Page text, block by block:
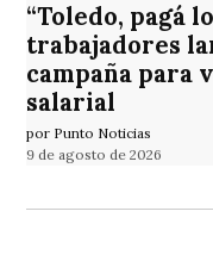
“Toledo, pagá
trabajadores
campaña
salarial
por Punto Noticias
9 de agosto de 2026